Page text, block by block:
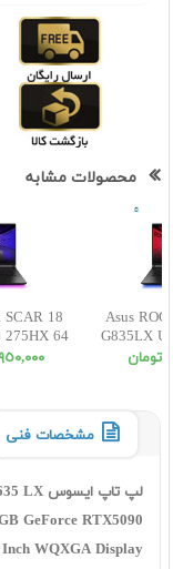
محصولات مشابه
SCAR 18
275HX 64
Asus
G835LX
2SSD
مشخصات فنی
GeForce RTX5090
WQXGA Display